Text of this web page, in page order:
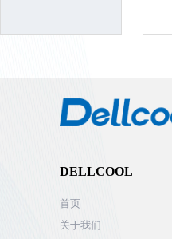
DELLCOOL
首页
关于我们